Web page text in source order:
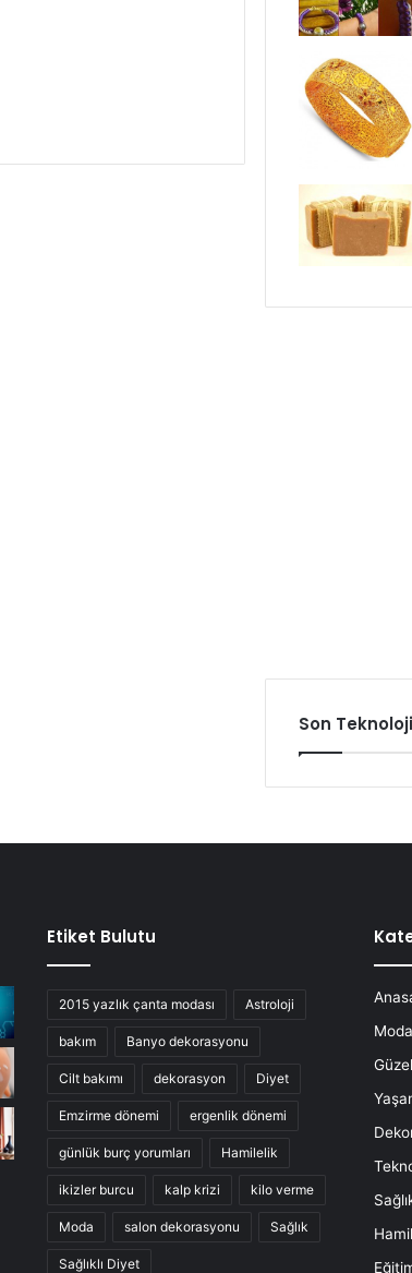
Son
Etiket Bulutu
2015 yazlık çanta modası Astroloji
bakım Banyo dekorasyonu
Cilt bakımı dekorasyon Diyet
Emzirme dönemi ergenlik dönemi
günlük burç yorumları Hamilelik
ikizler burcu kalp krizi kilo verme
Moda salon dekorasyonu Sağlık
Sağlıklı Diyet
Moda